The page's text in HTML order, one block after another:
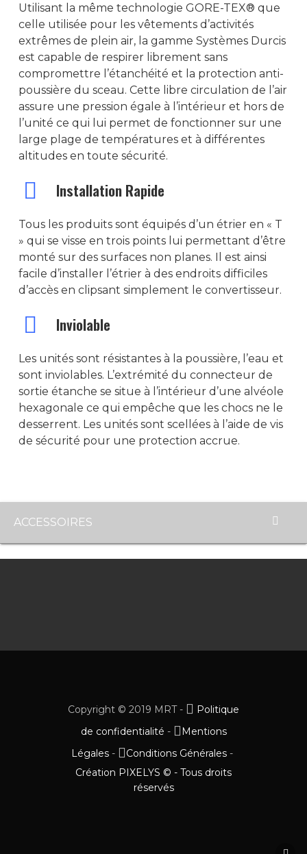
Utilisant la même technologie GORE-TEX® que
celle utilisée pour les vêtements d’activités
extrêmes de plein air, la gamme Systèmes Durcis
est capable de respirer librement sans
compromettre l’étanchéité et la protection anti-
poussière du sceau. Cette libre circulation de l’air
assure une pression égale à l’intérieur et hors de
l’unité ce qui lui permet de fonctionner sur une
large plage de températures et à différentes
altitudes en toute sécurité.
Installation Rapide
Tous les produits sont équipés d’un étrier en « T
» qui se visse en trois points lui permettant d’être
monté sur des surfaces non planes. Il est ainsi
facile d’installer l’étrier à des endroits difficiles
d’accès en clipsant simplement le convertisseur.
Inviolable
Les unités sont résistantes à la poussière, l’eau et
sont inviolables. L’extrémité du connecteur de
sortie étanche se situe à l’intérieur d’une alvéole
hexagonale ce qui empêche que les chocs ne le
desserrent. Les unités sont scellées à l’aide de vis
de sécurité pour une protection accrue.
ACCESSOIRES
Copyright © 2019 MRT -
Politique
de confidentialité -
Mentions
Légales - Conditions Générales -
Création PIXELYS © - Tous droits
réservés
RADIOCOMMUNICATION
RADIO PROFESSIONNELLE
MOTOROLA
DP-3441e
DP-3661e
R2
R7
R7ex LKP
R7ex NKP
DM-1400
DM-2600
DM-4400e
DM-4600e
HYTERA
PD-795EX
PD-715EX
HR-65X
HR 1065
RADIO VHF/UHF
FT 2980E
FTM 3100E
FTM-6000E
RADIO PMR446
BD505LF
RADIO HF
PROFESSIONNELLE
RADIO AVIATION
GM 800 SERIE
FAISCEAU HERTZIEN
REPETEUR GSM
BT-10
BT-15
GÉOLOCALISATION
TRBOnet Entreprise
ACCESSOIRES
ALIMENTATION DC
ALFATRONIX
Alimentation
Convertisseur 24/
Version IP-65
Série DD – DDi
MSE
ANTENNES
ANTENNE HF
YA-007FG
ANTENNE FIXE VHF/
MESURE
BIRD 43
BIRD 4391A
BIRD 50-T
SERVICES
FORMATION
SERVEUR
STOCKAGE
ACCESSOIRES